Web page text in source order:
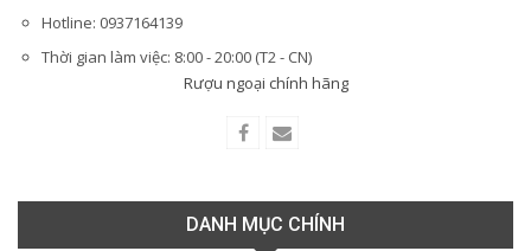
Hotline: 0937164139
Thời gian làm việc: 8:00 - 20:00 (T2 - CN)
Rượu ngoại chính hãng
DANH MỤC CHÍNH